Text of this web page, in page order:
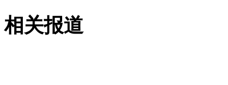
安徽一实载49人客车翻车
相关报道